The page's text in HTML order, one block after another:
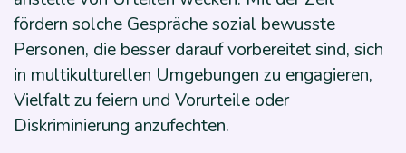
fördern solche Gespräche sozial bewusste
Personen, die besser darauf vorbereitet sind, sich
in multikulturellen Umgebungen zu engagieren,
Vielfalt zu feiern und Vorurteile oder
Diskriminierung anzufechten.